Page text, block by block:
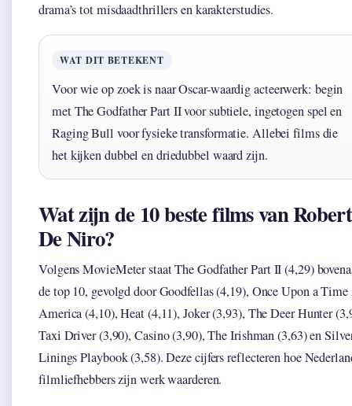
drama’s tot misdaadthrillers en karakterstudies.
WAT DIT BETEKENT
Voor wie op zoek is naar Oscar-waardig acteerwerk: begin
met The Godfather Part II voor subtiele, ingetogen spel en
Raging Bull voor fysieke transformatie. Allebei films die
het kijken dubbel en driedubbel waard zijn.
Wat zijn de 10 beste films van Robert
De Niro?
Volgens MovieMeter staat The Godfather Part II (4,29)
de top 10, gevolgd door Goodfellas (4,19), Once Upon a
America (4,10), Heat (4,11), Joker (3,93), The Deer Hunter
Taxi Driver (3,90), Casino (3,90), The Irishman (3,63) en
Linings Playbook (3,58). Deze cijfers reflecteren hoe
filmliefhebbers zijn werk waarderen.